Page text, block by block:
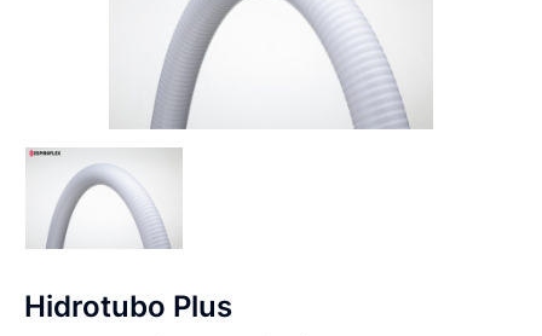
Hidrotubo Plus